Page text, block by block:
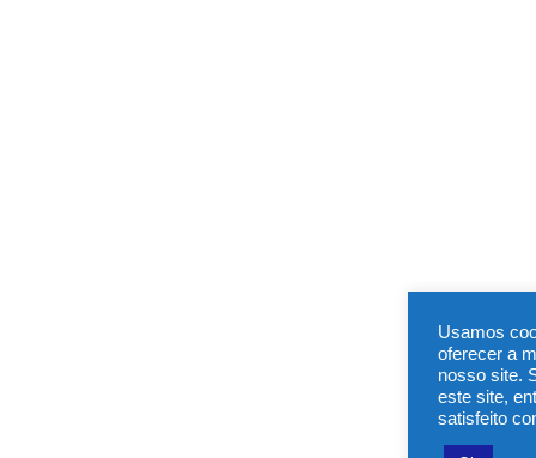
Usamos
oferecer a
nosso site.
este site,
satisfeito